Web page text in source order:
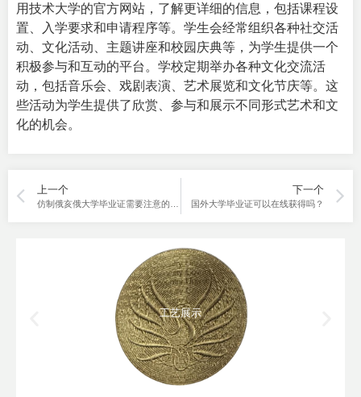
用技术大学的官方网站，了解更详细的信息，包括课程设
置、入学要求和申请程序等。学生会经常组织各种社交活
动、文化活动、主题讲座和校园庆典等，为学生提供一个
积极参与和互动的平台。学校定期举办各种文化交流活
动，包括音乐会、戏剧表演、艺术展览和文化节庆等。这
些活动为学生提供了欣赏、参与和展示不同形式艺术和文
化的机会。
上一个 下一个
国外大学毕业证可以在线获得吗？
工艺展示